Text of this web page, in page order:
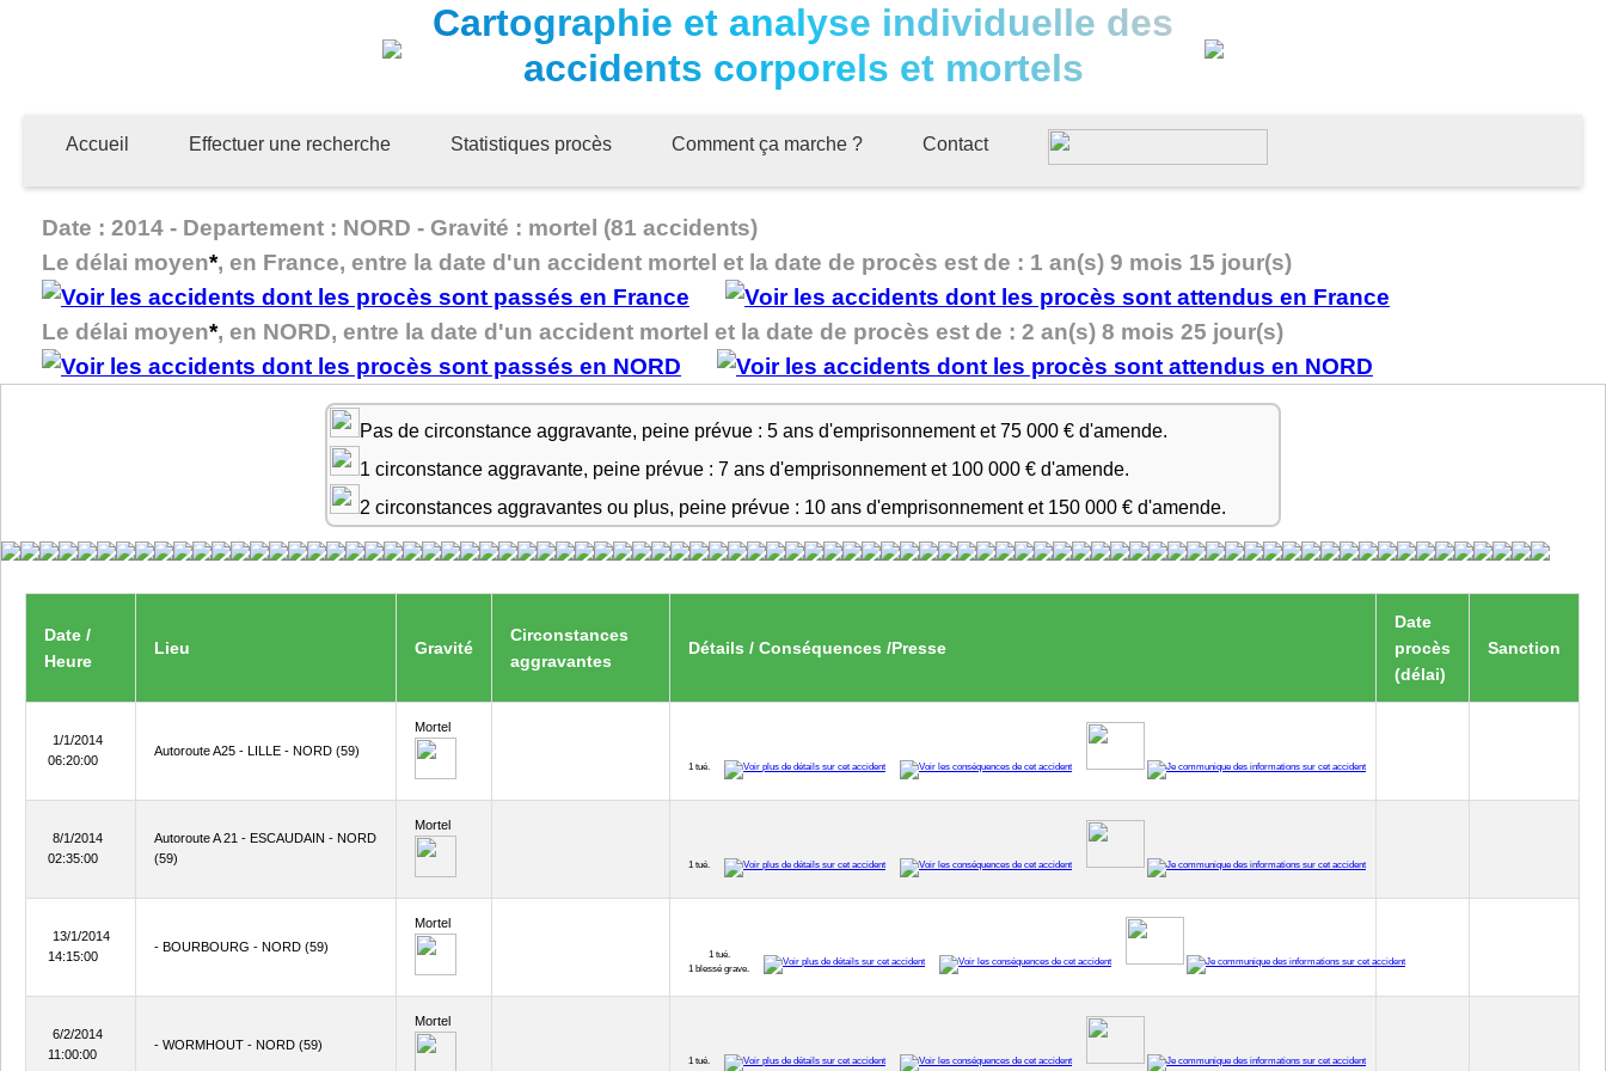
Cartographie et analyse individuelle des
accidents corporels et mortels
Accueil Effectuer une recherche Statistiques procès Comment ça marche ? Contact
Date : 2014 - Departement : NORD - Gravité : mortel (81 accidents)
Le délai moyen*, en France, entre la date d'un accident mortel et la date de procès est de : 1 an(s) 9 mois 15 jour(s)
Le délai moyen*, en NORD, entre la date d'un accident mortel et la date de procès est de : 2 an(s) 8 mois 25 jour(s)
Pas de circonstance aggravante, peine prévue : 5 ans d'emprisonnement et 75 000 € d'amende.
1 circonstance aggravante, peine prévue : 7 ans d'emprisonnement et 100 000 € d'amende.
2 circonstances aggravantes ou plus, peine prévue : 10 ans d'emprisonnement et 150 000 € d'amende.
Date /
Heure
Lieu Gravité
Circonstances
aggravantes
Détails / Conséquences /Presse
Date
procès
(délai)
Sanction
1/1/2014
06:20:00
Autoroute A25 - LILLE - NORD (59)
Mortel
1 tué.
8/1/2014
02:35:00
Autoroute A 21 - ESCAUDAIN - NORD
(59)
Mortel
1 tué.
13/1/2014
14:15:00
- BOURBOURG - NORD (59)
Mortel
1 tué.
1 blessé grave.
6/2/2014
11:00:00
- WORMHOUT - NORD (59)
Mortel
1 tué.